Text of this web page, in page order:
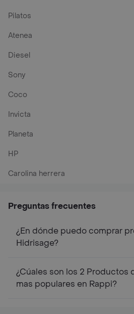
Pilatos
Atenea
Diesel
Sony
Coco
Invicta
Planeta
HP
Carolina herrera
Preguntas frecuentes
¿En dónde puedo comprar
Hidrisage?
¿Cúales son los 2 Productos
mas populares en Rappi?